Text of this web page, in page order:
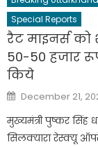
Special Reports
रैट माइनर्स
50-50 हजार
किये
Posted
on
December 21,
मुख्यमंत्री पुष्कर सिंह
सिलक्यारा रेस्क्यू